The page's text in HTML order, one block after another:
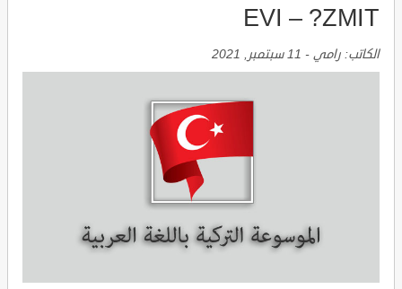
EVI – ?ZMIT
الكاتب: رامي - 11 سبتمبر, 2021